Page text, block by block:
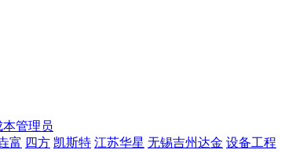
本管理员
富 四方 凯斯特 江苏华星 无锡吉州达金 设备工程